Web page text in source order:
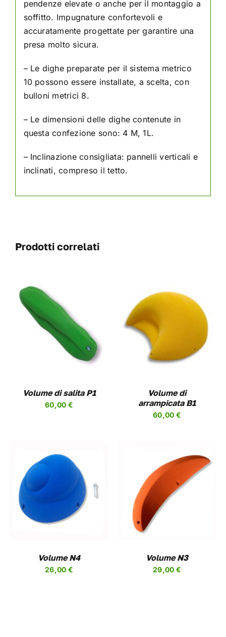
pendenze elevate o anche per il montaggio a
soffitto. Impugnature confortevoli e
accuratamente progettate per garantire una
presa molto sicura.
– Le dighe preparate per il sistema metrico
10 possono essere installate, a scelta, con
bulloni metrici 8.
– Le dimensioni delle dighe contenute in
questa confezione sono: 4 M, 1L.
– Inclinazione consigliata: pannelli verticali e
inclinati, compreso il tetto.
Prodotti correlati
Volume di salita P1
60,00 €
SCEGLI QUESTO
PRODOTTO
HA
PIÙ
VARIANTI.
OPZIONI
POSSONO
ESSERE
PRODOTTO
DETAILS
Volume di
arrampicata B1
60,00 €
Volume N4
26,00 €
SCEGLI
QUESTO
PRODOTTO
HA
PIÙ
OPZIONI
POSSONO
ESSERE
DETAILS
Volume N3
29,00 €